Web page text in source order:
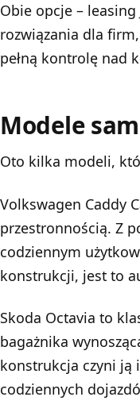
Obie opcje – leasing
rozwiązania dla
pełną kontrolę nad
Modele
Oto kilka modeli,
Volkswagen Caddy
przestronnością. Z
codziennym
konstrukcji, jest to
Skoda Octavia to
bagażnika
konstrukcja czyni ją
codziennych